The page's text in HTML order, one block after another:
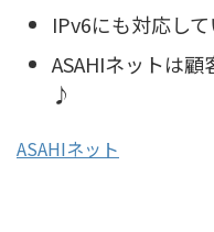
IPv6にも対応し
ASAHIネットは
♪
ASAHIネット